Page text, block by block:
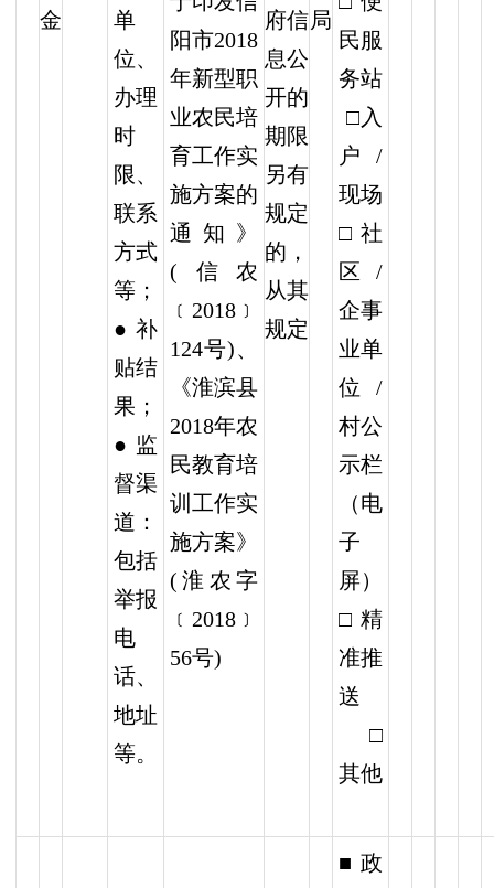
金
单
位、
办理
时
限、
联系
方式
等；
● 补
贴结
果；
● 监
督渠
道：
包括
举报
电
话、
地址
等。
阳市2018
年新型职
业农民培
育工作实
施方案的
通知》
(信农
﹝2018﹞
124号)、
《淮滨县
2018年农
民教育培
训工作实
施方案》
(淮农字
﹝2018﹞
56号)
府信
息公
开的
期限
另有
规定
的，
从其
规定
局
民服
务站
□入
户/
现场
□社
区/
企事
业单
位/
村公
示栏
（电
子
屏）
□精
准推
送
□
其他
■政